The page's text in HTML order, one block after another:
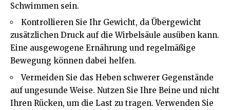
Schwimmen sein.
Kontrollieren Sie Ihr Gewicht, da Übergewicht
zusätzlichen Druck auf die Wirbelsäule ausüben kann.
Eine ausgewogene Ernährung und regelmäßige
Bewegung können dabei helfen.
Vermeiden Sie das Heben schwerer Gegenstände
auf ungesunde Weise. Nutzen Sie Ihre Beine und nicht
Ihren Rücken, um die Last zu tragen. Verwenden Sie